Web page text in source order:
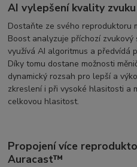
AI vylepšení kvality zvuku
Dostaňte ze svého reproduktoru
Boost analyzuje příchozí
využívá AI algoritmus a předvídá
Díky tomu dostane možnosti
dynamický rozsah pro lepší a
zkreslení i při vysoké hlasitosti a
celkovou hlasitost.
Propojení více
Auracast™